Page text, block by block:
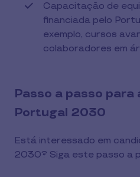
Capacitação de
financiada pelo
exemplo, cursos
colaboradores em
Passo a passo para
Portugal 2030
Está interessado em
2030? Siga este passo a